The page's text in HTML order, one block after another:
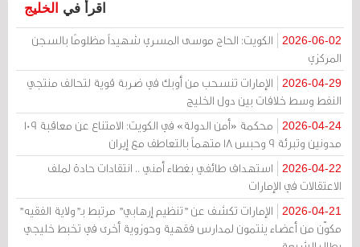
اقرأ في الخليج
2026-06-02
الكويت: الحاج موسى المسري شهيداً مظلومًا بالسجن
المركزي
2026-04-29
الإمارات تنسحب من أوبك في ضربة قوية لتحالف منتجي
النفط وسط خلافات بين دول الخليج
2026-04-24
محكمة «أمن الدولة» في الكويت: الامتناع عن معاقبة 109
مدونين وتبرئة 9 وحبس 18 متهماً بالتعاطف مع إيران
2026-04-22
استهداف طائفي بغطاء أمني .. انتقادات حادة لملف
الاعتقالات في الإمارات
2026-04-21
الإمارات تكشف عن "تنظيم إرهابي" مرتبط بـ"ولاية الفقيه"
مكوّن من أعضاء ينتمون لمدارس فقهية وحوزوية أخرى في تخبط خليجي